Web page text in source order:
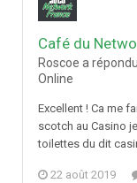
Café du
Roscoe a
Online
Excellent ! Ca me
scotch au Casino
toilettes du dit
22 août 2019